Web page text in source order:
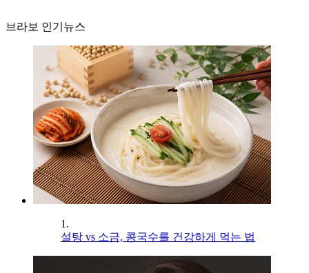
브라보 인기뉴스
1.
설탕 vs 소금, 콩국수를 건강하게 먹는 법